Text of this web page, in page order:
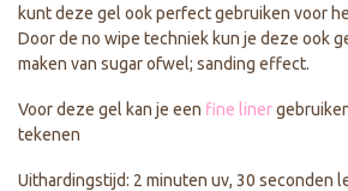
kunt deze gel ook perfect gebruiken voor
Door de no wipe techniek kun je deze ook
maken van sugar ofwel; sanding effect.
Voor deze gel kan je een fine liner
tekenen
Uithardingstijd: 2 minuten uv, 30 seconden